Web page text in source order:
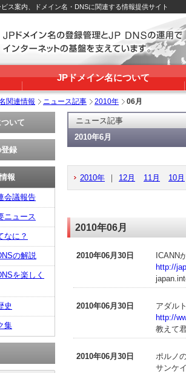
ス案内、ドメイン名・DNSに関連する情報提供サイト
JPドメイン名について
関連情報 ニュース記事 2010年 06月
ニュース記事
2010年6月
2010年 ｜ 12月 11月 10月
2010年06月
2010年06月30日
ICANN
http://
2010年06月30日
アダル
http://
教えて
2010年06月30日
ポルノ
サンケ
いて
録
報
会議報告
ニュース
なに？
の解説
を楽しく
史
集